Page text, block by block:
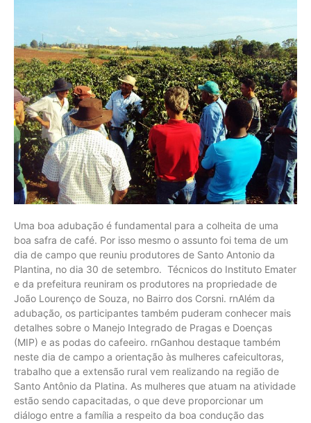
Uma boa adubação é fundamental para a colheita de uma
boa safra de café. Por isso mesmo o assunto foi tema de um
dia de campo que reuniu produtores de Santo Antonio da
Plantina, no dia 30 de setembro. Técnicos do Instituto Emater
e da prefeitura reuniram os produtores na propriedade de
João Lourenço de Souza, no Bairro dos Corsni. rnAlém da
adubação, os participantes também puderam conhecer mais
detalhes sobre o Manejo Integrado de Pragas e Doenças
(MIP) e as podas do cafeeiro. rnGanhou destaque também
neste dia de campo a orientação às mulheres cafeicultoras,
trabalho que a extensão rural vem realizando na região de
Santo Antônio da Platina. As mulheres que atuam na atividade
estão sendo capacitadas, o que deve proporcionar um
diálogo entre a família a respeito da boa condução das